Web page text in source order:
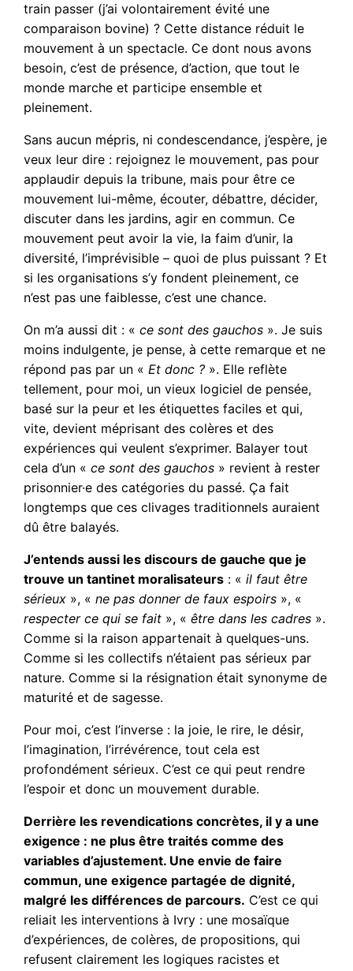
train passer (j’ai volontairement évité une
comparaison bovine) ? Cette distance réduit le
mouvement à un spectacle. Ce dont nous avons
besoin, c’est de présence, d’action, que tout le
monde marche et participe ensemble et
pleinement.
Sans aucun mépris, ni condescendance, j’espère, je
veux leur dire : rejoignez le mouvement, pas pour
applaudir depuis la tribune, mais pour être ce
mouvement lui-même, écouter, débattre, décider,
discuter dans les jardins, agir en commun. Ce
mouvement peut avoir la vie, la faim d’unir, la
diversité, l’imprévisible – quoi de plus puissant ? Et
si les organisations s’y fondent pleinement, ce
n’est pas une faiblesse, c’est une chance.
On m’a aussi dit : «ce sont des gauchos ». Je suis
moins indulgente, je pense, à cette remarque et ne
répond pas par un «Et donc ? ». Elle reflète
tellement, pour moi, un vieux logiciel de pensée,
basé sur la peur et les étiquettes faciles et qui,
vite, devient méprisant des colères et des
expériences qui veulent s’exprimer. Balayer tout
cela d’un «ce sont des gauchos » revient à rester
prisonnier·e des catégories du passé. Ça fait
longtemps que ces clivages traditionnels auraient
dû être balayés.
J’entends aussi les discours de gauche que je
trouve un tantinet moralisateurs : «il faut être
sérieux », «ne pas donner de faux espoirs », «
respecter ce qui se fait », «être dans les cadres ».
Comme si la raison appartenait à quelques-uns.
Comme si les collectifs n’étaient pas sérieux par
nature. Comme si la résignation était synonyme de
maturité et de sagesse.
Pour moi, c’est l’inverse : la joie, le rire, le désir,
l’imagination, l’irrévérence, tout cela est
profondément sérieux. C’est ce qui peut rendre
l’espoir et donc un mouvement durable.
Derrière les revendications concrètes, il y a une
exigence : ne plus être traités comme des
variables d’ajustement. Une envie de faire
commun, une exigence partagée de dignité,
malgré les différences de parcours. C’est ce qui
reliait les interventions à Ivry : une mosaïque
d’expériences, de colères, de propositions, qui
refusent clairement les logiques racistes et